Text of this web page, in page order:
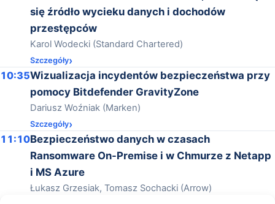
się źródło wycieku danych i dochodów
przestępców
Karol Wodecki (Standard Chartered)
Szczegóły
10:35Wizualizacja incydentów bezpieczeństwa przy
pomocy Bitdefender GravityZone
Dariusz Woźniak (Marken)
Szczegóły
11:10Bezpieczeństwo danych w czasach
Ransomware On-Premise i w Chmurze z Netapp
i MS Azure
Łukasz Grzesiak, Tomasz Sochacki (Arrow)